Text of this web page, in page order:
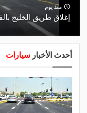
منذ يوم
إغلاق طريق الخليج
أحدث الأخبار سيارات